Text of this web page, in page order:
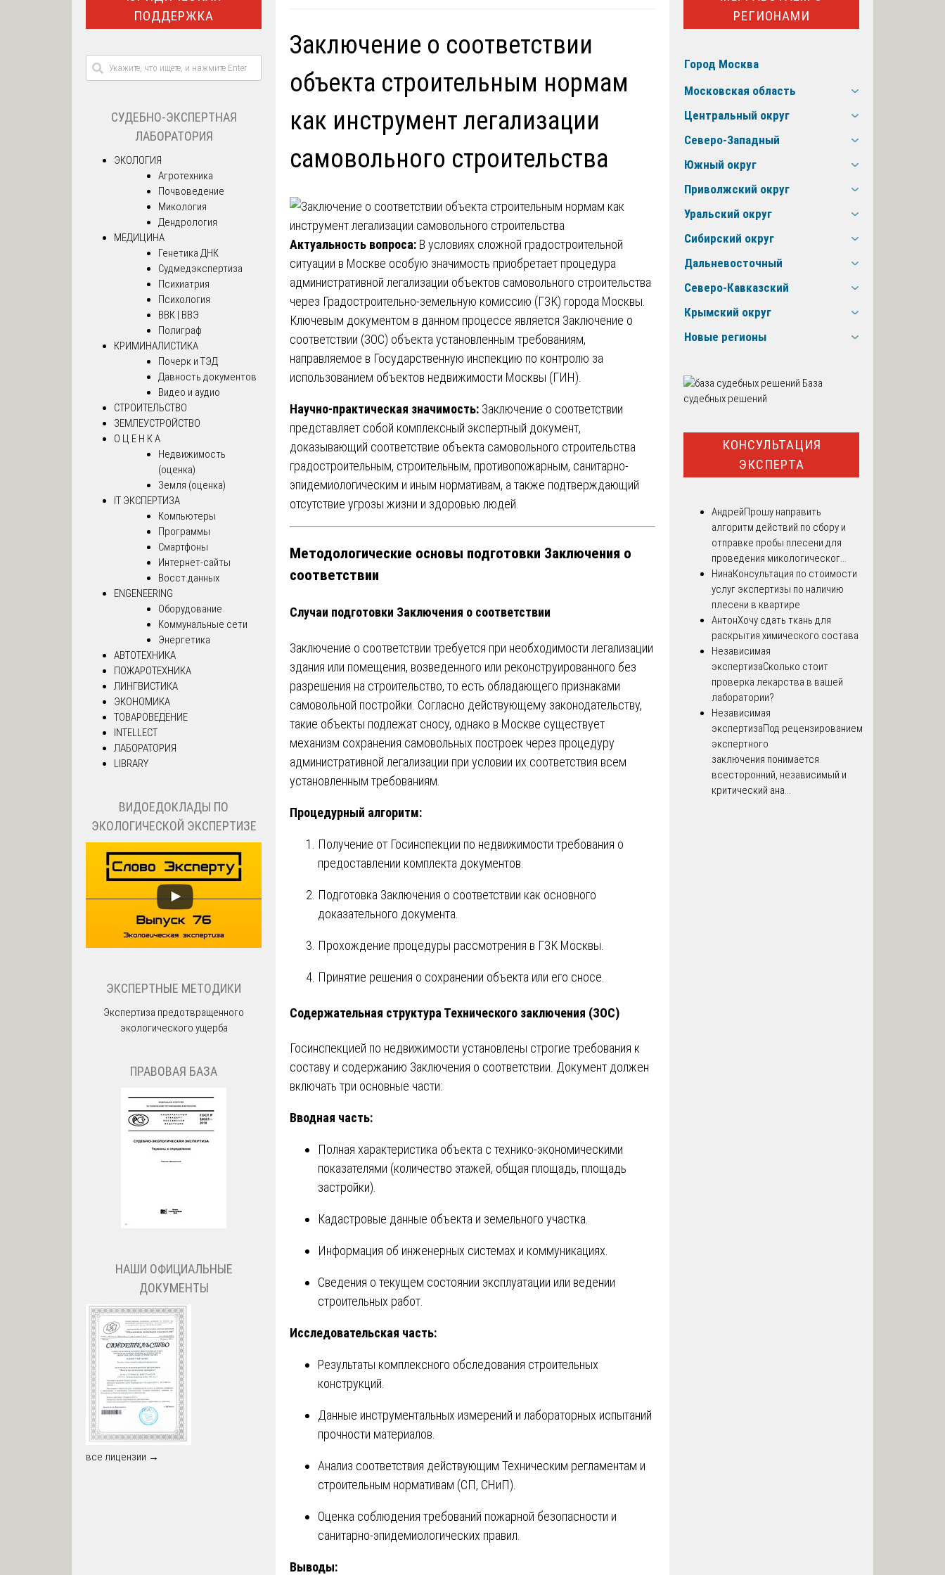
Заключение о соответствии
объекта строительным нормам
как инструмент легализации
самовольного строительства
Актуальность вопроса: В условиях сложной градостроительной
ситуации в Москве особую значимость приобретает процедура
административной легализации объектов самовольного строительства
через Градостроительно-земельную комиссию (ГЗК) города Москвы.
Ключевым документом в данном процессе является Заключение о
соответствии (ЗОС) объекта установленным требованиям,
направляемое в Государственную инспекцию по контролю за
использованием объектов недвижимости Москвы (ГИН).
Научно-практическая значимость: Заключение о соответствии
представляет собой комплексный экспертный документ,
доказывающий соответствие объекта самовольного строительства
градостроительным, строительным, противопожарным, санитарно-
эпидемиологическим и иным нормативам, а также подтверждающий
отсутствие угрозы жизни и здоровью людей.
Методологические основы подготовки Заключения о
соответствии
Случаи подготовки Заключения о соответствии
Заключение о соответствии требуется при необходимости легализации
здания или помещения, возведенного или реконструированного без
разрешения на строительство, то есть обладающего признаками
самовольной постройки. Согласно действующему законодательству,
такие объекты подлежат сносу, однако в Москве существует
механизм сохранения самовольных построек через процедуру
административной легализации при условии их соответствия всем
установленным требованиям.
Процедурный алгоритм:
Получение от Госинспекции по недвижимости требования о
предоставлении комплекта документов.
Подготовка Заключения о соответствии как основного
доказательного документа.
Прохождение процедуры рассмотрения в ГЗК Москвы.
Принятие решения о сохранении объекта или его сносе.
Содержательная структура Технического заключения (ЗОС)
Госинспекцией по недвижимости установлены строгие требования к
составу и содержанию Заключения о соответствии. Документ должен
включать три основные части:
Вводная часть:
Полная характеристика объекта с технико-экономическими
показателями (количество этажей, общая площадь, площадь
застройки).
Кадастровые данные объекта и земельного участка.
Информация об инженерных системах и коммуникациях.
Сведения о текущем состоянии эксплуатации или ведении
строительных работ.
Исследовательская часть:
Результаты комплексного обследования строительных
конструкций.
Данные инструментальных измерений и лабораторных испытаний
прочности материалов.
Анализ соответствия действующим Техническим регламентам и
строительным нормативам (СП, СНиП).
Оценка соблюдения требований пожарной безопасности и
санитарно-эпидемиологических правил.
Выводы:
ПОДДЕРЖКА
СУДЕБНО-ЭКСПЕРТНАЯ
ЛАБОРАТОРИЯ
ЭКОЛОГИЯ
Агротехника
Почвоведение
Микология
Дендрология
МЕДИЦИНА
Генетика ДНК
Судмедэкспертиза
Психиатрия
Психология
ВВК | ВВЭ
Полиграф
КРИМИНАЛИСТИКА
Почерк и ТЭД
Давность документов
Видео и аудио
СТРОИТЕЛЬСТВО
ЗЕМЛЕУСТРОЙСТВО
О Ц Е Н К А
Недвижимость
(оценка)
Земля (оценка)
IT ЭКСПЕРТИЗА
Компьютеры
Программы
Смартфоны
Интернет-сайты
Восст.данных
ENGENEERING
Оборудование
Коммунальные сети
Энергетика
АВТОТЕХНИКА
ПОЖАРОТЕХНИКА
ЛИНГВИСТИКА
ЭКОНОМИКА
ТОВАРОВЕДЕНИЕ
INTELLECT
ЛАБОРАТОРИЯ
LIBRARY
ВИДОЕДОКЛАДЫ ПО
ЭКОЛОГИЧЕСКОЙ ЭКСПЕРТИЗЕ
ЭКСПЕРТНЫЕ МЕТОДИКИ
Экспертиза предотвращенного
экологического ущерба
ПРАВОВАЯ БАЗА
НАШИ ОФИЦИАЛЬНЫЕ
ДОКУМЕНТЫ
все лицензии →
РЕГИОНАМИ
Город Москва
Московская область
Центральный округ
Северо-Западный
Южный округ
Приволжский округ
Уральский округ
Сибирский округ
Дальневосточный
Северо-Кавказский
Крымский округ
Новые регионы
База
судебных решений
КОНСУЛЬТАЦИЯ
ЭКСПЕРТА
АндрейПрошу направить
алгоритм действий по сбору и
отправке пробы плесени для
проведения микологическог...
НинаКонсультация по стоимости
услуг экспертизы по наличию
плесени в квартире
АнтонХочу сдать ткань для
раскрытия химического состава
Независимая
экспертизаСколько стоит
проверка лекарства в вашей
лаборатории?
Независимая
экспертизаПод рецензированием
экспертного
заключения понимается
всесторонний, независимый и
критический ана...